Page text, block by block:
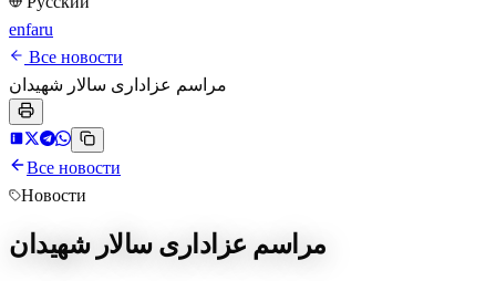
enfaru
Все новости
مراسم عزاداری سالار شهیدان
Все новости
Новости
مراسم عزاداری سالار شهیدان